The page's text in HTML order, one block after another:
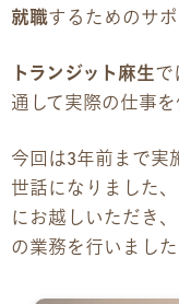
お食事の提
スキルアップ
パンフ
デジタルパ
就職するためのサポ
トランジット麻生で
通して実際の仕事を
今回は3年前まで実
世話になりました、
にお越しいただき
の業務を行いました